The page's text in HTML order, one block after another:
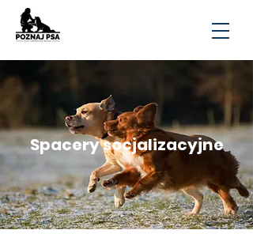
Białystok, Podlaskie, Polska, Trener psów, psi behawiorysta, szkolenie psów, szkolenia psów, tresura
Spacery socjalizacyjne